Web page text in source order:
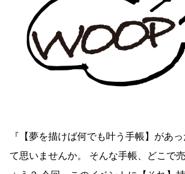
『【夢を描けば何でも叶う手帳】があ
て思いませんか。 そんな手帳、どこで